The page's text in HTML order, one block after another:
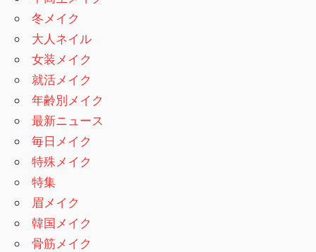
冬メイク
大人ネイル
女装メイク
就活メイク
年齢別メイク
最新ニュース
毎日メイク
特殊メイク
特集
眉メイク
韓国メイク
骨筋メイク